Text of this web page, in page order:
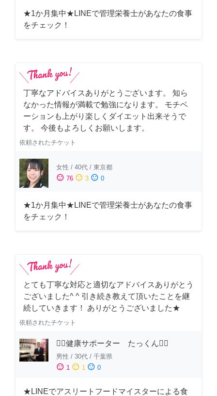
★1か月集中★LINEで管理栄養士があなたの食事
をチェック！
丁寧なアドバイスありがとうございます。 知ら
なかった情報が満載で勉強になります。 モチベ
ーションも上がり楽しくダイエット出来そうで
す。 今後もよろしくお願いします。
依頼されたチケット
女性 / 40代 / 東京都
sentiment_satisfied 76 sentiment_neutral 3 sentiment_dissatisfied 0
★1か月集中★LINEで管理栄養士があなたの食事
をチェック！
とても丁寧な対応と適切なアドバイスありがとう
ございました^ ^ 引き続き教えて頂いたことを継
続していきます！ ありがとうございました★
依頼されたチケット
🏋️‍♂️健康サポーター たっくん🏋️‍♂️
男性 / 30代 / 千葉県
sentiment_satisfied 1 sentiment_neutral 1 sentiment_dissatisfied 0
★LINEでアスリートフードマイスターによる食